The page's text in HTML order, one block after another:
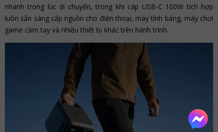
nhanh trong lúc di chuyển, trong khi cáp USB-C 100W tích hợp
luôn sẵn sàng cấp nguồn cho điện thoại, máy tính bảng, máy chơi
game cầm tay và nhiều thiết bị khác trên hành trình.